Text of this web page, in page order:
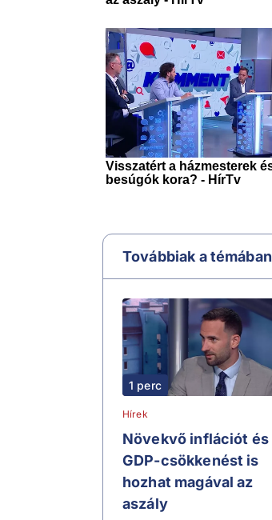
Továbbiak a témában
1 perc
Hírek
Növekvő inflációt és
GDP-csökkenést is
hozhat magával az
aszály